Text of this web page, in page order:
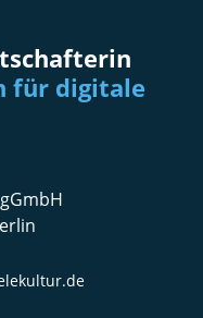
für digitale